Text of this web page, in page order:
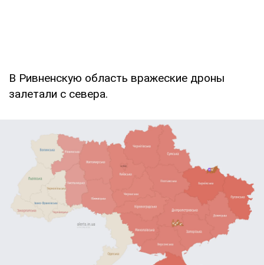
В Ривненскую область вражеские дроны
залетали с севера.